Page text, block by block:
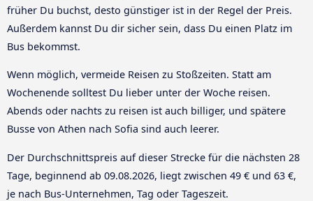
früher Du buchst, desto günstiger ist in der Regel der Preis.
Außerdem kannst Du dir sicher sein, dass Du einen Platz im
Bus bekommst.
Wenn möglich, vermeide Reisen zu Stoßzeiten. Statt am
Wochenende solltest Du lieber unter der Woche reisen.
Abends oder nachts zu reisen ist auch billiger, und spätere
Busse von Athen nach Sofia sind auch leerer.
Der Durchschnittspreis auf dieser Strecke für die nächsten 28
Tage, beginnend ab 09.08.2026, liegt zwischen 49 € und 63 €,
je nach Bus-Unternehmen, Tag oder Tageszeit.